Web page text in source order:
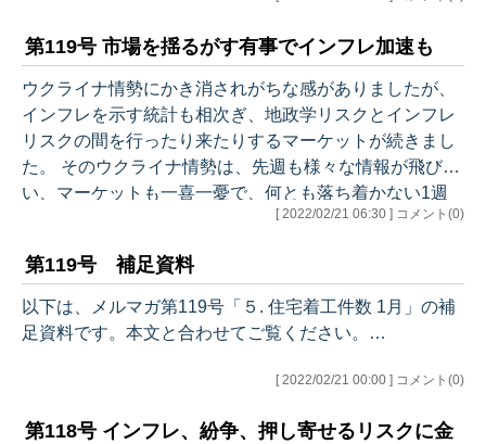
２にもデータを正しく読んでいく。こういう時こそ、忘
れてはいけません。何となく気ぜわしい時だからこそ、
落ち着いて状況を分析していきたいと思います。ただ
し、もちろんウクライナ情勢がマーケットに与える影響
についても忘れてはいません。 それでは、今週…
第119号 市場を揺るがす有事でインフレ加速も
ウクライナ情勢にかき消されがちな感がありましたが、
インフレを示す統計も相次ぎ、地政学リスクとインフレ
リスクの間を行ったり来たりするマーケットが続きまし
た。 そのウクライナ情勢は、先週も様々な情報が飛び交
い、マーケットも一喜一憂で、何とも落ち着かない1週
間となりました。本メルマガでは、ウクライナ情勢から
物の需給について詳しく取り上げました。米国のインフ
レを大きく左右する要素でもありますので、是非ご覧く
ださい。 それでは、今週のアウトラインです。 ●先週の
（結果） ●経済統計分析 １. 生…
[ 2022/02/21 06:30 ] コメント(0)
第119号 補足資料
以下は、メルマガ第119号「５. 住宅着工件数 1月」の補
足資料です。本文と合わせてご覧ください。…
[ 2022/02/21 00:00 ] コメント(0)
第118号 インフレ、紛争、押し寄せるリスクに金